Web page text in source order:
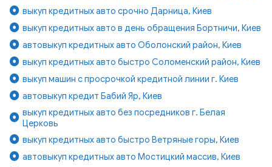
выкуп кредитных авто срочно Дарница, Киев
выкуп кредитных авто в день обращения Бортничи, Киев
автовыкуп кредитных авто Оболонский район, Киев
выкуп кредитных авто быстро Соломенский район, Киев
выкуп машин с просрочкой кредитной линии г. Киев
автовыкуп кредит Бабий Яр, Киев
выкуп кредитных авто без посредников г. Белая
Церковь
выкуп кредитных авто быстро Ветряные горы, Киев
автовыкуп кредитных авто Мостицкий массив, Киев